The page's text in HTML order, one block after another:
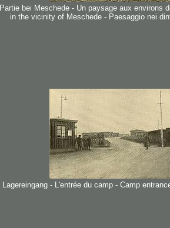
Partie bei Meschede - Un paysage aux environs
in the vicinity of Meschede - Paesaggio nei
Lagereingang - L'entrée du camp - Camp